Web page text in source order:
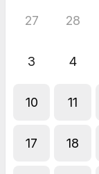
27 28
3 4
10 11
17 18